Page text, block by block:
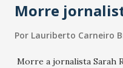
Morre
Por Lauriberto Carneiro
Morre a jornalista Sarah